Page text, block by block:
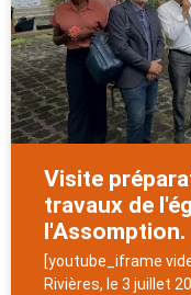
Visite
travaux de
l'Assomption.
[youtube_iframe
Rivières, le 3 juillet